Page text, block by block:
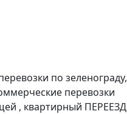
по зеленограду,
перевозки
, квартирный ПЕРЕЕЗД